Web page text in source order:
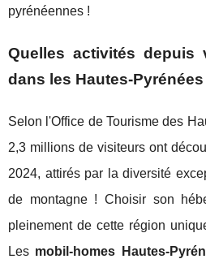
pyrénéennes !
Quelles activités depuis
dans les Hautes-Pyrénées
Selon l'Office de Tourisme des
2,3 millions de visiteurs ont
2024, attirés par la diversité
de montagne ! Choisir son
pleinement de cette région
Les mobil-homes Hautes-